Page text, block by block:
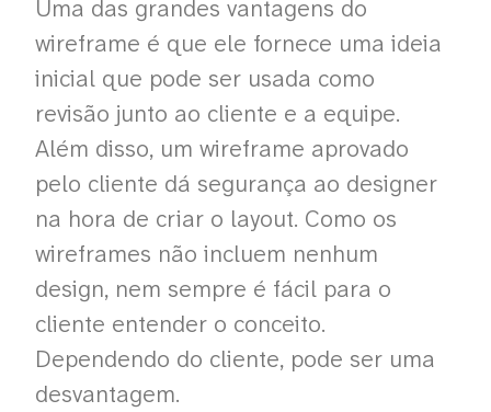
Uma das grandes vantagens do
wireframe é que ele fornece uma ideia
inicial que pode ser usada como
revisão junto ao cliente e a equipe.
Além disso, um wireframe aprovado
pelo cliente dá segurança ao designer
na hora de criar o layout. Como os
wireframes não incluem nenhum
design, nem sempre é fácil para o
cliente entender o conceito.
Dependendo do cliente, pode ser uma
desvantagem.